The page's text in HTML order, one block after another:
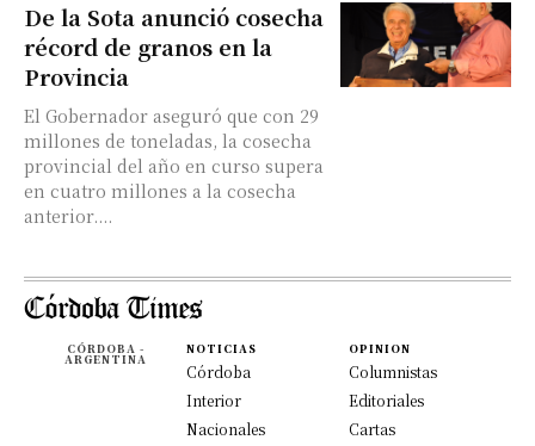
De la Sota anunció cosecha
récord de granos en la
Provincia
El Gobernador aseguró que con 29
millones de toneladas, la cosecha
provincial del año en curso supera
en cuatro millones a la cosecha
anterior....
CÓRDOBA -
ARGENTINA
NOTICIAS
Córdoba
Interior
Nacionales
OPINION
Columnistas
Editoriales
Cartas